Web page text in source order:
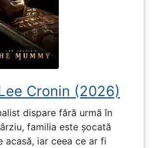
Cronin (2026)
dispare fără urmă în
familia este șocată
acasă, iar ceea ce ar fi